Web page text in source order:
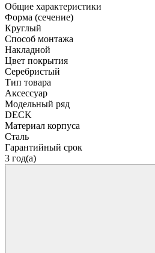
Общие характеристики
Форма (сечение)
Круглый
Способ монтажа
Накладной
Цвет покрытия
Серебристый
Тип товара
Аксессуар
Модельный ряд
DECK
Материал корпуса
Сталь
Гарантийный срок
3 год(а)